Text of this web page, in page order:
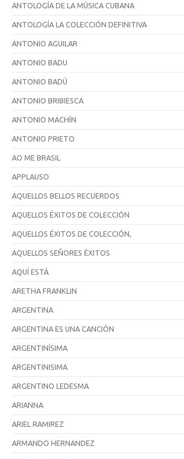
ANTOLOGÍA DE LA MÚSICA CUBANA
ANTOLOGÍA LA COLECCIÓN DEFINITIVA
ANTONIO AGUILAR
ANTONIO BADU
ANTONIO BADÚ
ANTONIO BRIBIESCA
ANTONIO MACHÍN
ANTONIO PRIETO
AO ME BRASIL
APPLAUSO
AQUELLOS BELLOS RECUERDOS
AQUELLOS ÉXITOS DE COLECCIÓN
AQUELLOS ÉXITOS DE COLECCIÓN,
AQUELLOS SEÑORES ÉXITOS
AQUÍ ESTÁ
ARETHA FRANKLIN
ARGENTINA
ARGENTINA ES UNA CANCIÓN
ARGENTINÍSIMA
ARGENTINISIMA
ARGENTINO LEDESMA
ARIANNA
ARIEL RAMIREZ
ARMANDO HERNANDEZ